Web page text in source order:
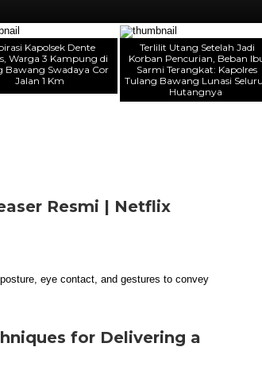
Kapolsek Dente
Warga 3 Kampung di
Bawang Swadaya Cor
Jalan 1 Km
Terlilit Utang Setelah Jadi
Korban Pencurian, Beban
Sarmi Terangkat: Kapolres
Tulang Bawang Lunasi
Hutangnya
Resmi | Netflix
for Delivering a